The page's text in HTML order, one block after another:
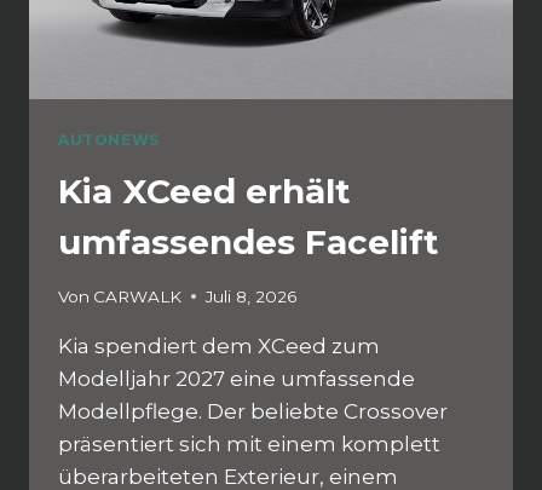
AUTONEWS
Kia XCeed erhält
umfassendes Facelift
Von CARWALK Juli 8, 2026
Kia spendiert dem XCeed zum
Modelljahr 2027 eine umfassende
Modellpflege. Der beliebte Crossover
präsentiert sich mit einem komplett
überarbeiteten Exterieur, einem